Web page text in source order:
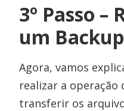
3º Passo –
um
Agora, vamos
realizar a operação
transferir os